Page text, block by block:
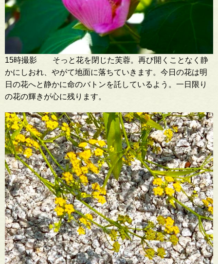
15時撮影 そっと花を閉じた芙蓉。再び開くことなく静
かにしおれ、やがて地面に落ちていきます。今日の花は明
日の花へと静かに命のバトンを託しているよう。一日限り
の花の輝きが心に残ります。